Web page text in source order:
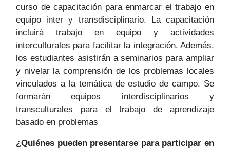
curso de capacitación para enmarcar el trabajo en
equipo inter y transdisciplinario. La capacitación
incluirá trabajo en equipo y actividades
interculturales para facilitar la integración. Además,
los estudiantes asistirán a seminarios para ampliar
y nivelar la comprensión de los problemas locales
vinculados a la temática de estudio de campo. Se
formarán equipos interdisciplinarios y
transculturales para el trabajo de aprendizaje
basado en problemas
¿Quiénes pueden presentarse para participar en